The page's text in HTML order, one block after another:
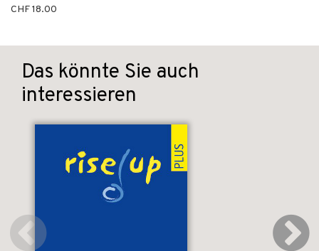
CHF 18.00
Das könnte Sie auch
interessieren